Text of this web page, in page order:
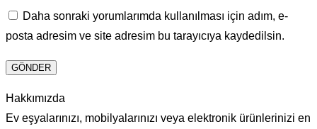
Daha sonraki yorumlarımda kullanılması için adım, e-
posta adresim ve site adresim bu tarayıcıya kaydedilsin.
Hakkımızda
Ev eşyalarınızı, mobilyalarınızı veya elektronik ürünlerinizi en